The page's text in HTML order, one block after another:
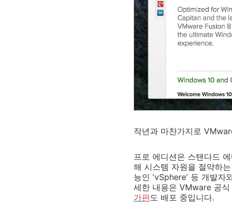
작년과 마찬가지로
프로 에디션은 스탠다드
해 시스템 자원을 절약하
능인 'vSphere' 등 개발자
세한 내용은 VMware 공
가판도 배포 중입니다.